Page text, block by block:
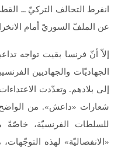
انفرط التحالف التركيّ ــ
عن الملفّ السوريّ أمام
إلاّ أنّ فرنسا بقيت تواجه
الجهاديّات والجهاديين
إلى بلادهم. وتعدّدت
شعارات «داعش». من
للسلطات الفرنسيّة، خاصّةً
«الانفصاليّة» لهذه التوجّهات،